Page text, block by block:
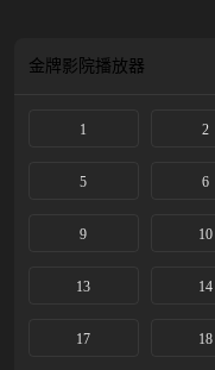
金牌影院播放器
1 2
5 6
9 10
13 14
17 18